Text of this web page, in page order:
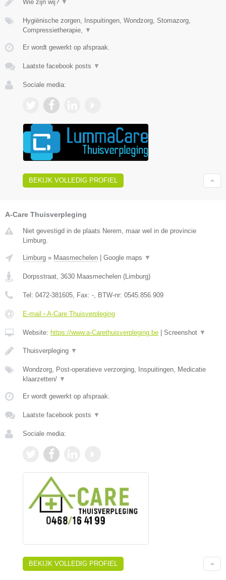
Wie zijn wij? ▼
Hygiënische zorgen, Inspuitingen, Wondzorg, Stomazorg,
Compressietherapie, ▼
Er wordt gewerkt op afspraak.
Laatste facebook posts ▼
Sociale media:
BEKIJK VOLLEDIG PROFIEL
A-Care Thuisverpleging
Niet gevestigd in de plaats Nerem, maar wel in de provincie
Limburg.
Limburg » Maasmechelen Google maps ▼
Dorpsstraat, 3630 Maasmechelen (Limburg)
Tel: 0472-381605, Fax: -, BTW-nr: 0545.856.909
E-mail › A-Care Thuisverpleging
Website: https://www.a-Carethuisverpleging.be Screenshot ▼
Thuisverpleging ▼
Wondzorg, Post-operatieve verzorging, Inspuitingen, Medicatie
klaarzetten/ ▼
Er wordt gewerkt op afspraak.
Laatste facebook posts ▼
Sociale media:
BEKIJK VOLLEDIG PROFIEL